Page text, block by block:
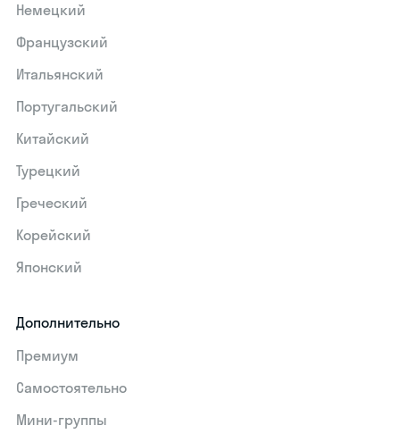
Немецкий
Французский
Итальянский
Португальский
Китайский
Турецкий
Греческий
Корейский
Японский
Дополнительно
Премиум
Самостоятельно
Мини-группы